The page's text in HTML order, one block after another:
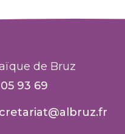
de Bruz
93 69